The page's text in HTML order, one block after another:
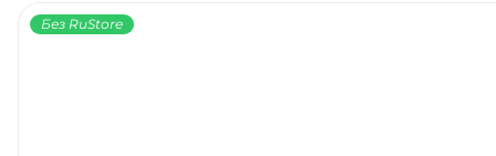
Без RuStore